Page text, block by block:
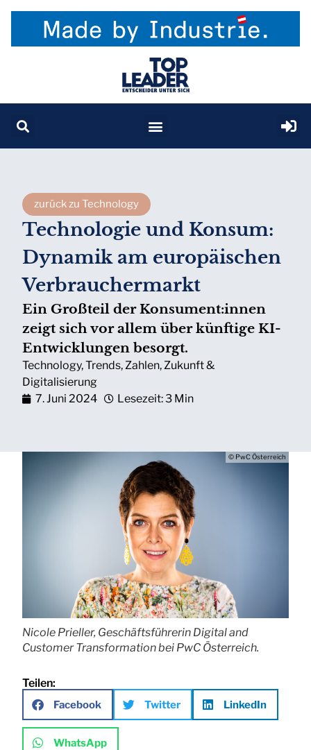
zurück zu Technology
Technologie und Konsum:
Dynamik am europäischen
Verbrauchermarkt
Ein Großteil der Konsument:innen
zeigt sich vor allem über künftige KI-
Entwicklungen besorgt.
Technology,Trends,Zahlen,Zukunft &
Digitalisierung
7. Juni 2024
Lesezeit: 3 Min
© PwC Österreich
Nicole Prieller, Geschäftsführerin Digital and
Customer Transformation bei PwC Österreich.
Teilen:
Facebook Twitter LinkedIn
WhatsApp